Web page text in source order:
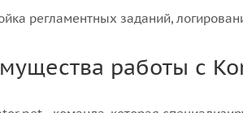
регламентных заданий,
работы с